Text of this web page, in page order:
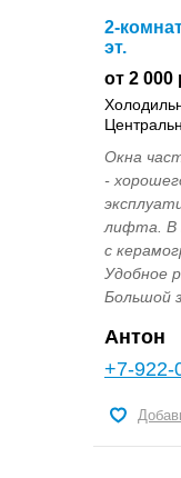
2-
эт.
от 2 000
Окна
-
лифта. В
с
Удобное
Большой
Антон
+7-922-